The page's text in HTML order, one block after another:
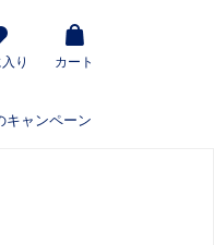
り カート
キャンペーン